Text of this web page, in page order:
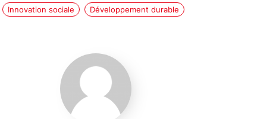
Innovation sociale Développement durable
Émilie-
Pauline
Gallié